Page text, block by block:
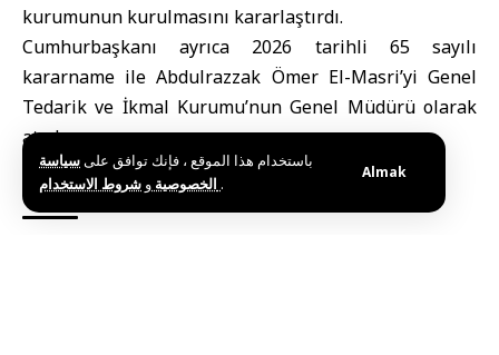
باستخدام هذا الموقع ، فإنك توافق علىسياسة
الخصوصية و .
Almak
kurumunun kurulmasını kararlaştırdı.
Cumhurbaşkanı ayrıca 2026 tarihli 65 sayılı
kararname ile Abdulrazzak Ömer El-Masri’yi Genel
Tedarik ve İkmal Kurumu’nun Genel Müdürü olarak
atadı.
R.M